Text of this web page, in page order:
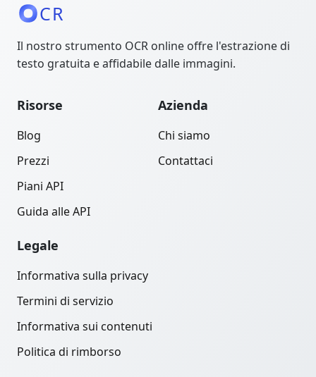
CR
Il nostro strumento OCR online offre l'estrazione di
testo gratuita e affidabile dalle immagini.
Risorse
Blog
Prezzi
Piani API
Guida alle API
Azienda
Chi siamo
Contattaci
Legale
Informativa sulla privacy
Termini di servizio
Informativa sui contenuti
Politica di rimborso